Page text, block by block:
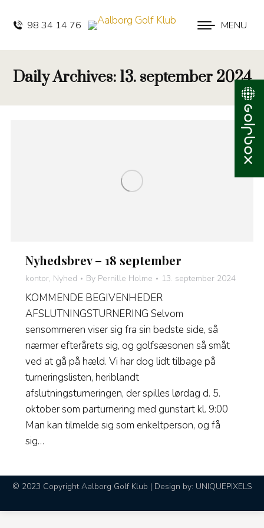
MENU
98 34 14 76
Daily Archives: 13. september 2024
Nyhedsbrev – 18 september
kontor, Nyhed By Pernille Holme 13. september 2024
KOMMENDE BEGIVENHEDER
AFSLUTNINGSTURNERING Selvom
sensommeren viser sig fra sin bedste side, så
nærmer efterårets sig, og golfsæsonen så småt
ved at gå på hæld. Vi har dog lidt tilbage på
turneringslisten, heriblandt
afslutningsturneringen, der spilles lørdag d. 5.
oktober som parturnering med gunstart kl. 9:00
Man kan tilmelde sig som enkeltperson, og få
sig…
© 2023 Copyright Aalborg Golf Klub | Design by: UNIQUEPIXELS